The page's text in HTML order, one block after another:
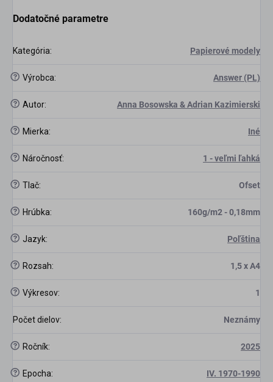
Dodatočné parametre
Kategória: Papierové modely
? Výrobca: Answer (PL)
? Autor: Anna Bosowska & Adrian Kazimierski
? Mierka: Iné
? Náročnosť: 1 - veľmi ľahká
? Tlač: Ofset
? Hrúbka: 160g/m2 - 0,18mm
? Jazyk: Poľština
? Rozsah: 1,5 x A4
? Výkresov: 1
Počet dielov: Neznámy
? Ročník: 2025
? Epocha: IV. 1970-1990